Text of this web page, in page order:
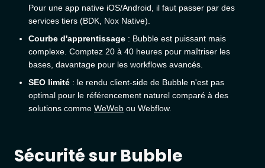
Pour une app native iOS/Android, il faut passer par des
services tiers (BDK, Nox Native).
Courbe d'apprentissage : Bubble est puissant mais
complexe. Comptez 20 à 40 heures pour maîtriser les
bases, davantage pour les workflows avancés.
SEO limité : le rendu client-side de Bubble n'est pas
optimal pour le référencement naturel comparé à des
solutions comme WeWeb ou Webflow.
Sécurité sur Bubble